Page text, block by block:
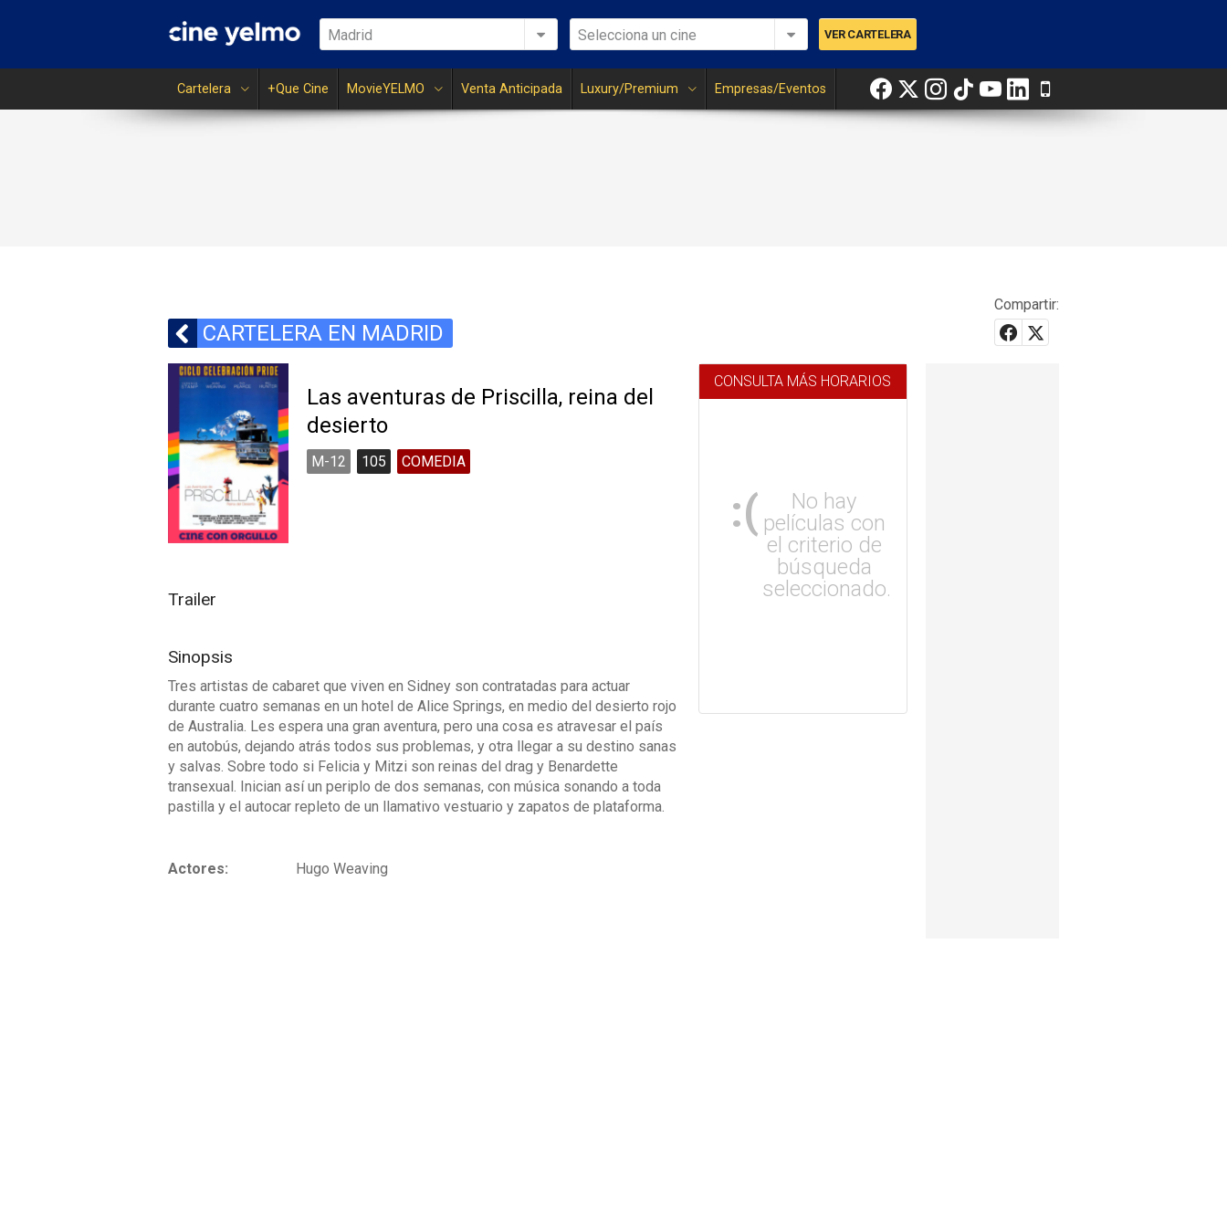
Madrid Selecciona un cine
Cartelera +Que Cine MovieYELMO Venta Anticipada Luxury/Premium Empresas/Eventos
CARTELERA EN MADRID
Compartir:
Las aventuras de Priscilla, reina del
desierto
M-12 105 COMEDIA
Trailer
Sinopsis
Tres artistas de cabaret que viven en Sidney son contratadas para actuar
durante cuatro semanas en un hotel de Alice Springs, en medio del desierto rojo
de Australia. Les espera una gran aventura, pero una cosa es atravesar el país
en autobús, dejando atrás todos sus problemas, y otra llegar a su destino sanas
y salvas. Sobre todo si Felicia y Mitzi son reinas del drag y Benardette
transexual. Inician así un periplo de dos semanas, con música sonando a toda
pastilla y el autocar repleto de un llamativo vestuario y zapatos de plataforma.
Actores: Hugo Weaving
CONSULTA MÁS HORARIOS
:(
No hay
películas con
el criterio de
búsqueda
seleccionado.